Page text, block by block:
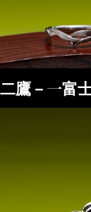
二鷹－一富